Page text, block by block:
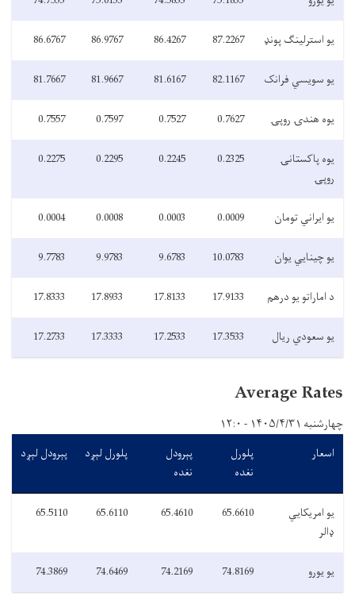
یو استرلینګ پونډ
87.2267
86.4267
86.9767
86.6767
یو سویسي فرانک
82.1167
81.6167
81.9667
81.7667
یوه هندۍ روپۍ
0.7627
0.7527
0.7597
0.7557
یوه پاکستانۍ
روپۍ
0.2325
0.2245
0.2295
0.2275
یو ایراني تومان 0.0009
0.0003
0.0008
0.0004
یو چینایي یوان
10.0783
9.6783
9.9783
9.7783
د اماراتو یو درهم
17.9133
17.8133
17.8933
17.8333
یو سعودي ریال
17.3533
17.2533
17.3333
17.2733
Average Rates
چهارشنبه ۱۴۰۵/۴/۳۱ - ۱۲:۰
اسعار
پلورل
نغده
پېرودل
نغده
پلورل لېږد پېرودل لېږد
یو امریکایي
ډالر
65.6610
65.4610
65.6110
65.5110
یو یورو 74.8169
74.2169
74.6469
74.3869